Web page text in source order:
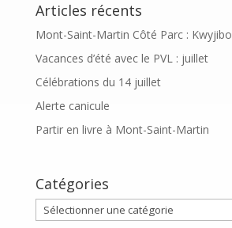
Articles récents
Mont-Saint-Martin Côté Parc : Kwyjibo
Vacances d’été avec le PVL : juillet
Célébrations du 14 juillet
Alerte canicule
Partir en livre à Mont-Saint-Martin
Catégories
Catégories